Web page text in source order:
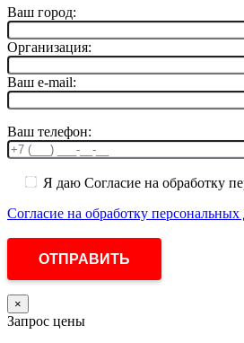
Ваш город:
Организация:
Ваш e-mail:
Ваш телефон:
Я даю Согласие на обработку
Согласие на обработку
×
Запрос цены